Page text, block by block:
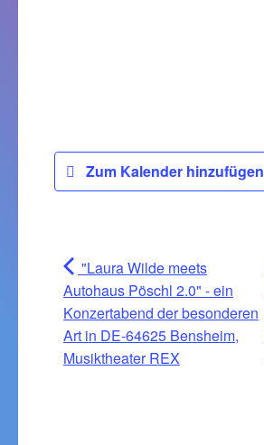
Zum Kalender hinzufügen
"Laura Wilde meets
Autohaus Pöschl 2.0" - ein
Konzertabend der besonderen
Art in DE-64625 Bensheim,
Musiktheater REX